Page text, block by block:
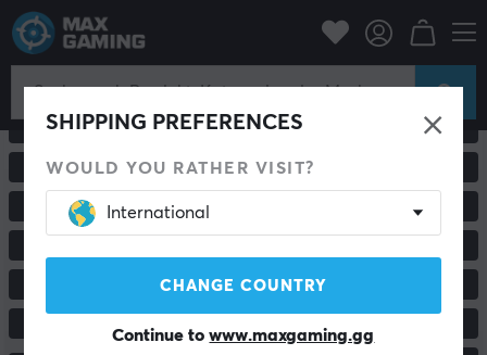
SHIPPING PREFERENCES
WOULD YOU RATHER VISIT?
International
CHANGE COUNTRY
Continue towww.maxgaming.gg
ALLE PRODUKTE
TASTATUR GAMING-STÜHLE & ZUBEHÖR
PC & MONITORE
MAUSPADS GAMECONTROLLER